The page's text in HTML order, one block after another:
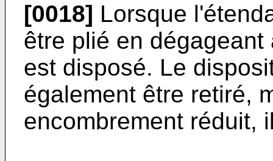
[0018] Lorsque
être plié en
est disposé. Le
également être retiré,
encombrement réduit,